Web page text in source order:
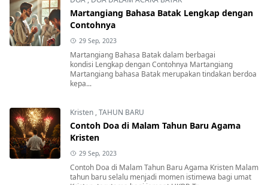
Martangiang Bahasa Batak Lengkap dengan
Contohnya
29 Sep, 2023
Martangiang Bahasa Batak dalam berbagai
kondisi Lengkap dengan Contohnya Martangiang
Martangiang bahasa Batak merupakan tindakan berdoa
kepa...
Kristen ,TAHUN BARU
Contoh Doa di Malam Tahun Baru Agama
Kristen
29 Sep, 2023
Contoh Doa di Malam Tahun Baru Agama Kristen Malam
tahun baru selalu menjadi momen istimewa bagi umat